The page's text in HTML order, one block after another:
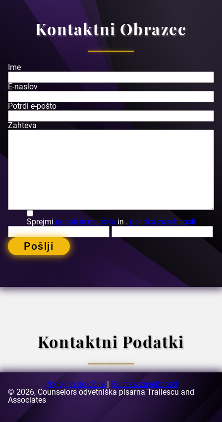
Kontaktni Obrazec
Ime
E-naslov
Potrdi e-pošto
Zahteva
Sprejmi pogoji in določila in . politika zasebnosti
Pošlji
Kontaktni Podatki
E-naslov: [email protected]
Naslov:
sektor 1, Bukarešta, Romunija
Pogoji in določila | Politika zasebnosti
© 2026, Counselors odvetniška pisarna Trailescu and
Associates